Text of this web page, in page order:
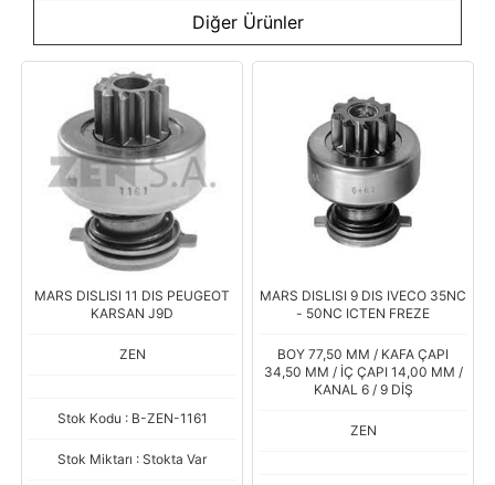
Diğer Ürünler
MARS DISLISI 11 DIS PEUGEOT
KARSAN J9D
ZEN
Stok Kodu : B-ZEN-1161
Stok Miktarı : Stokta Var
MARS DISLISI 9 DIS IVECO 35NC
- 50NC ICTEN FREZE
BOY 77,50 MM / KAFA ÇAPI
34,50 MM / İÇ ÇAPI 14,00 MM /
KANAL 6 / 9 DİŞ
ZEN